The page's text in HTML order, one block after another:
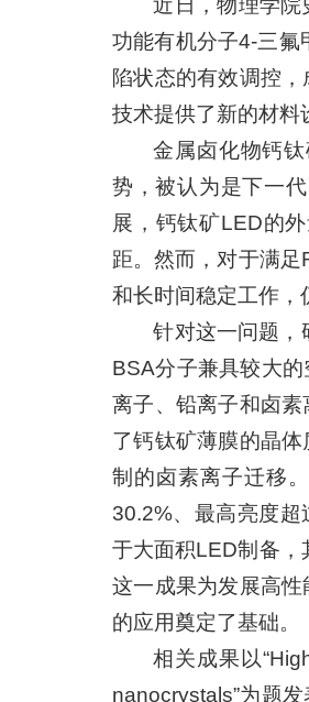
近日，物理学院
功能有机分子4-三氟
陷状态的有效调控
技术提供了新的材料
金属卤化物钙
势，被认为是下一
展，钙钛矿LED的
距。然而，对于满
和长时间稳定工作，
针对这一问题，
BSA分子兼具较大
离子、铅离子和卤
了钙钛矿薄膜的晶
制的卤素离子迁移
30.2%、最高亮度超
于大面积LED制备，
这一成果为发展高
的应用奠定了基础。
相关成果以
nanocrystals”为题